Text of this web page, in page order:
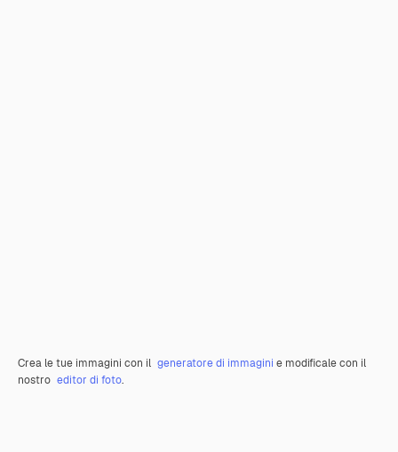
Crea le tue immagini con il generatore di immagini e modificale con il
nostro editor di foto.